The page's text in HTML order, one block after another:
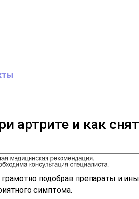
артрите и как
подобрав препараты и
симптома.